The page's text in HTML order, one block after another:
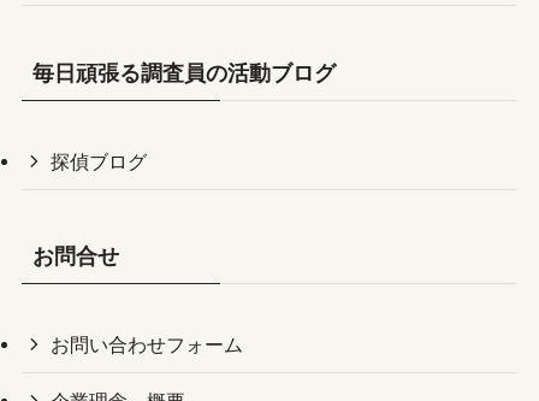
毎日頑張る調査員の活動ブログ
探偵ブログ
お問合せ
お問い合わせフォーム